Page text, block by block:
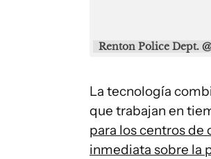
Renton Police Dept.
La tecnología
que trabajan en
para los centros de
inmediata sobre la